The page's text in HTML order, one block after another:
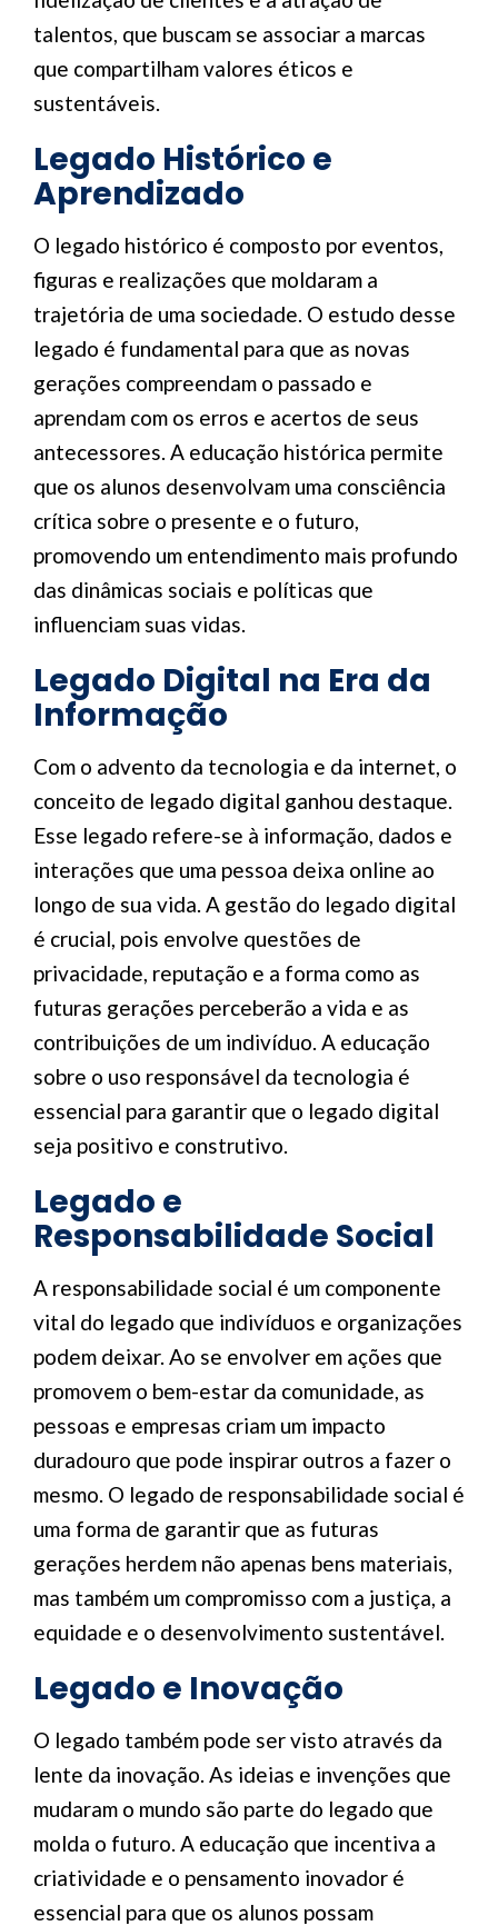
talentos, que buscam se associar a marcas
que compartilham valores éticos e
sustentáveis.
Legado Histórico e
Aprendizado
O legado histórico é composto por eventos,
figuras e realizações que moldaram a
trajetória de uma sociedade. O estudo desse
legado é fundamental para que as novas
gerações compreendam o passado e
aprendam com os erros e acertos de seus
antecessores. A educação histórica permite
que os alunos desenvolvam uma consciência
crítica sobre o presente e o futuro,
promovendo um entendimento mais profundo
das dinâmicas sociais e políticas que
influenciam suas vidas.
Legado Digital na Era da
Informação
Com o advento da tecnologia e da internet, o
conceito de legado digital ganhou destaque.
Esse legado refere-se à informação, dados e
interações que uma pessoa deixa online ao
longo de sua vida. A gestão do legado digital
é crucial, pois envolve questões de
privacidade, reputação e a forma como as
futuras gerações perceberão a vida e as
contribuições de um indivíduo. A educação
sobre o uso responsável da tecnologia é
essencial para garantir que o legado digital
seja positivo e construtivo.
Legado e
Responsabilidade Social
A responsabilidade social é um componente
vital do legado que indivíduos e organizações
podem deixar. Ao se envolver em ações que
promovem o bem-estar da comunidade, as
pessoas e empresas criam um impacto
duradouro que pode inspirar outros a fazer o
mesmo. O legado de responsabilidade social é
uma forma de garantir que as futuras
gerações herdem não apenas bens materiais,
mas também um compromisso com a justiça, a
equidade e o desenvolvimento sustentável.
Legado e Inovação
O legado também pode ser visto através da
lente da inovação. As ideias e invenções que
mudaram o mundo são parte do legado que
molda o futuro. A educação que incentiva a
criatividade e o pensamento inovador é
essencial para que os alunos possam